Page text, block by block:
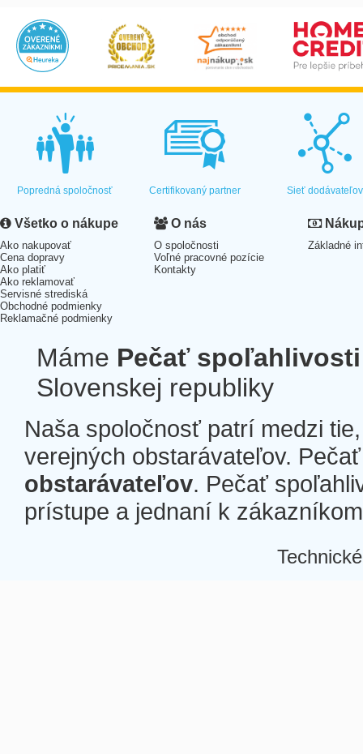
Popredná spoločnosť Certifikovaný partner Sieť dodávateľov
Všetko o nákupe
Ako nakupovať
Cena dopravy
Ako platiť
Ako reklamovať
Servisné strediská
Obchodné podmienky
Reklamačné podmienky
O nás
O spoločnosti
Voľné pracovné pozície
Kontakty
Základné
Máme Pečať spoľahlivosti
Slovenskej republiky
Naša spoločnosť patrí medzi
verejných obstarávateľov.
obstarávateľov. Pečať
prístupe a jednaní k